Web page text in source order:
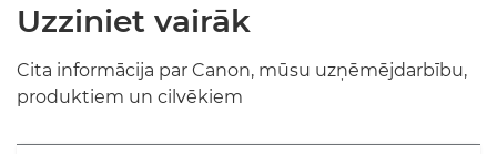
Uzziniet vairāk
Cita informācija par Canon, mūsu uzņēmējdarbību,
produktiem un cilvēkiem